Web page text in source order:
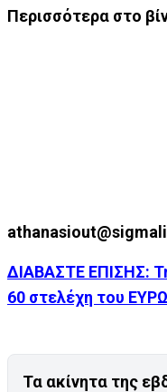
Περισσότερα στο
ΔΙΑΒΑΣΤΕ ΕΠΙΣΗΣ:
60 στελέχη του
Τα ακίνητα της